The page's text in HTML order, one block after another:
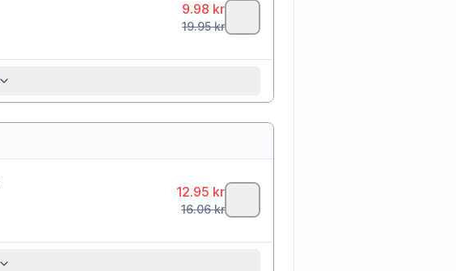
9.98 kr
19.95kr
12.95 kr
16.06kr